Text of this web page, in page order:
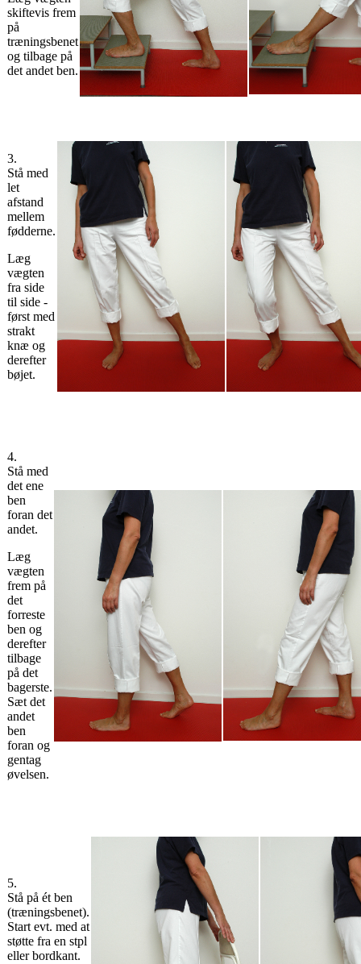
skiftevis frem
på
træningsbenet
og tilbage på
det andet ben.
3.
Stå med
let
afstand
mellem
fødderne.
Læg
vægten
fra side
til side -
først med
strakt
knæ og
derefter
bøjet.
4.
Stå med
det ene
ben
foran det
andet.
Læg
vægten
frem på
det
forreste
ben og
derefter
tilbage
på det
bagerste.
Sæt det
andet
ben
foran og
gentag
øvelsen.
5.
Stå på ét ben
(træningsbenet).
Start evt. med at
støtte fra en stpl
eller bordkant.